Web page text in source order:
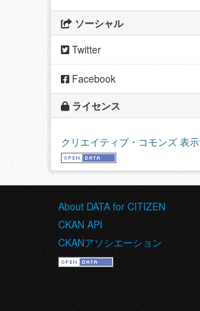
ソーシャル
Twitter
Facebook
ライセンス
クリエイティブ・コモンズ 表示
About DATA for CITIZEN
CKAN API
CKANアソシエーション